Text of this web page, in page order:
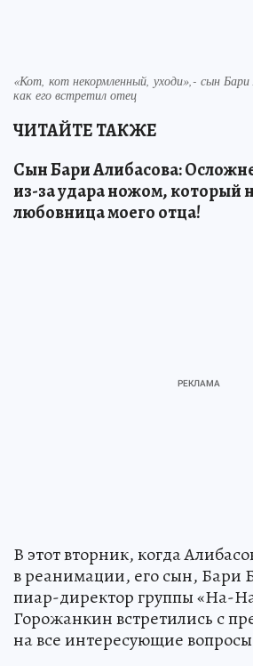
«Кот, кот некормленный, уходи»,- сын Бари
как его встретил отец
ЧИТАЙТЕ ТАКЖЕ
Сын Бари Алибасова:
из-за удара ножом, который
любовница моего отца!
В этот вторник, когда
в реанимации, его сын, Бари
пиар-директор группы «На-
Горожанкин встретились с
на все интересующие